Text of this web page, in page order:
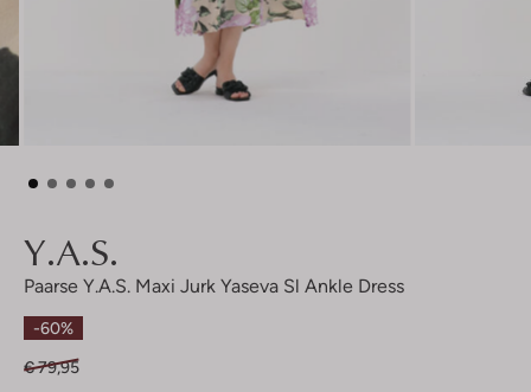
Y.a.s.
Paarse Y.a.s. Maxi Jurk Yaseva Sl Ankle Dress
-60%
€ 79,95